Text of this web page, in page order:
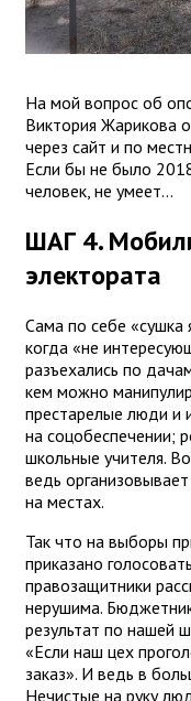
На мой вопрос об
Виктория Жарикова
через сайт и по
Если бы не было
человек, не умеет...
ШАГ 4.
электората
Сама по себе «сушка
когда «не
разъехались по
кем можно
престарелые люди и
на соцобеспечении;
школьные учителя.
ведь
на местах.
Так что на выборы
приказано
правозащитники
нерушима.
результат по нашей
«Если наш цех
заказ». И ведь в
Нечистые на руку